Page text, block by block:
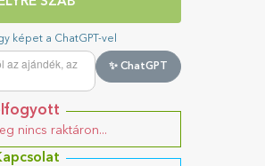
képet a ChatGPT-vel
✨ ChatGPT
sajnos jelenleg nincs raktáron...